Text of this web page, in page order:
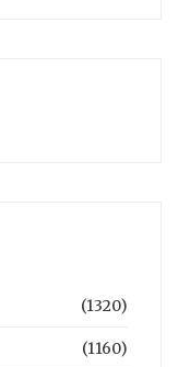
(1320)
(1160)